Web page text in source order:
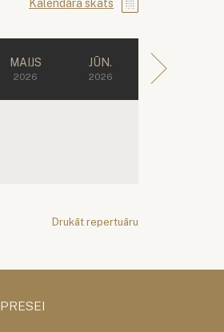
Kalendāra skats
MAIJS
2026
JŪN.
2026
Drukāt repertuāru
PRESEI